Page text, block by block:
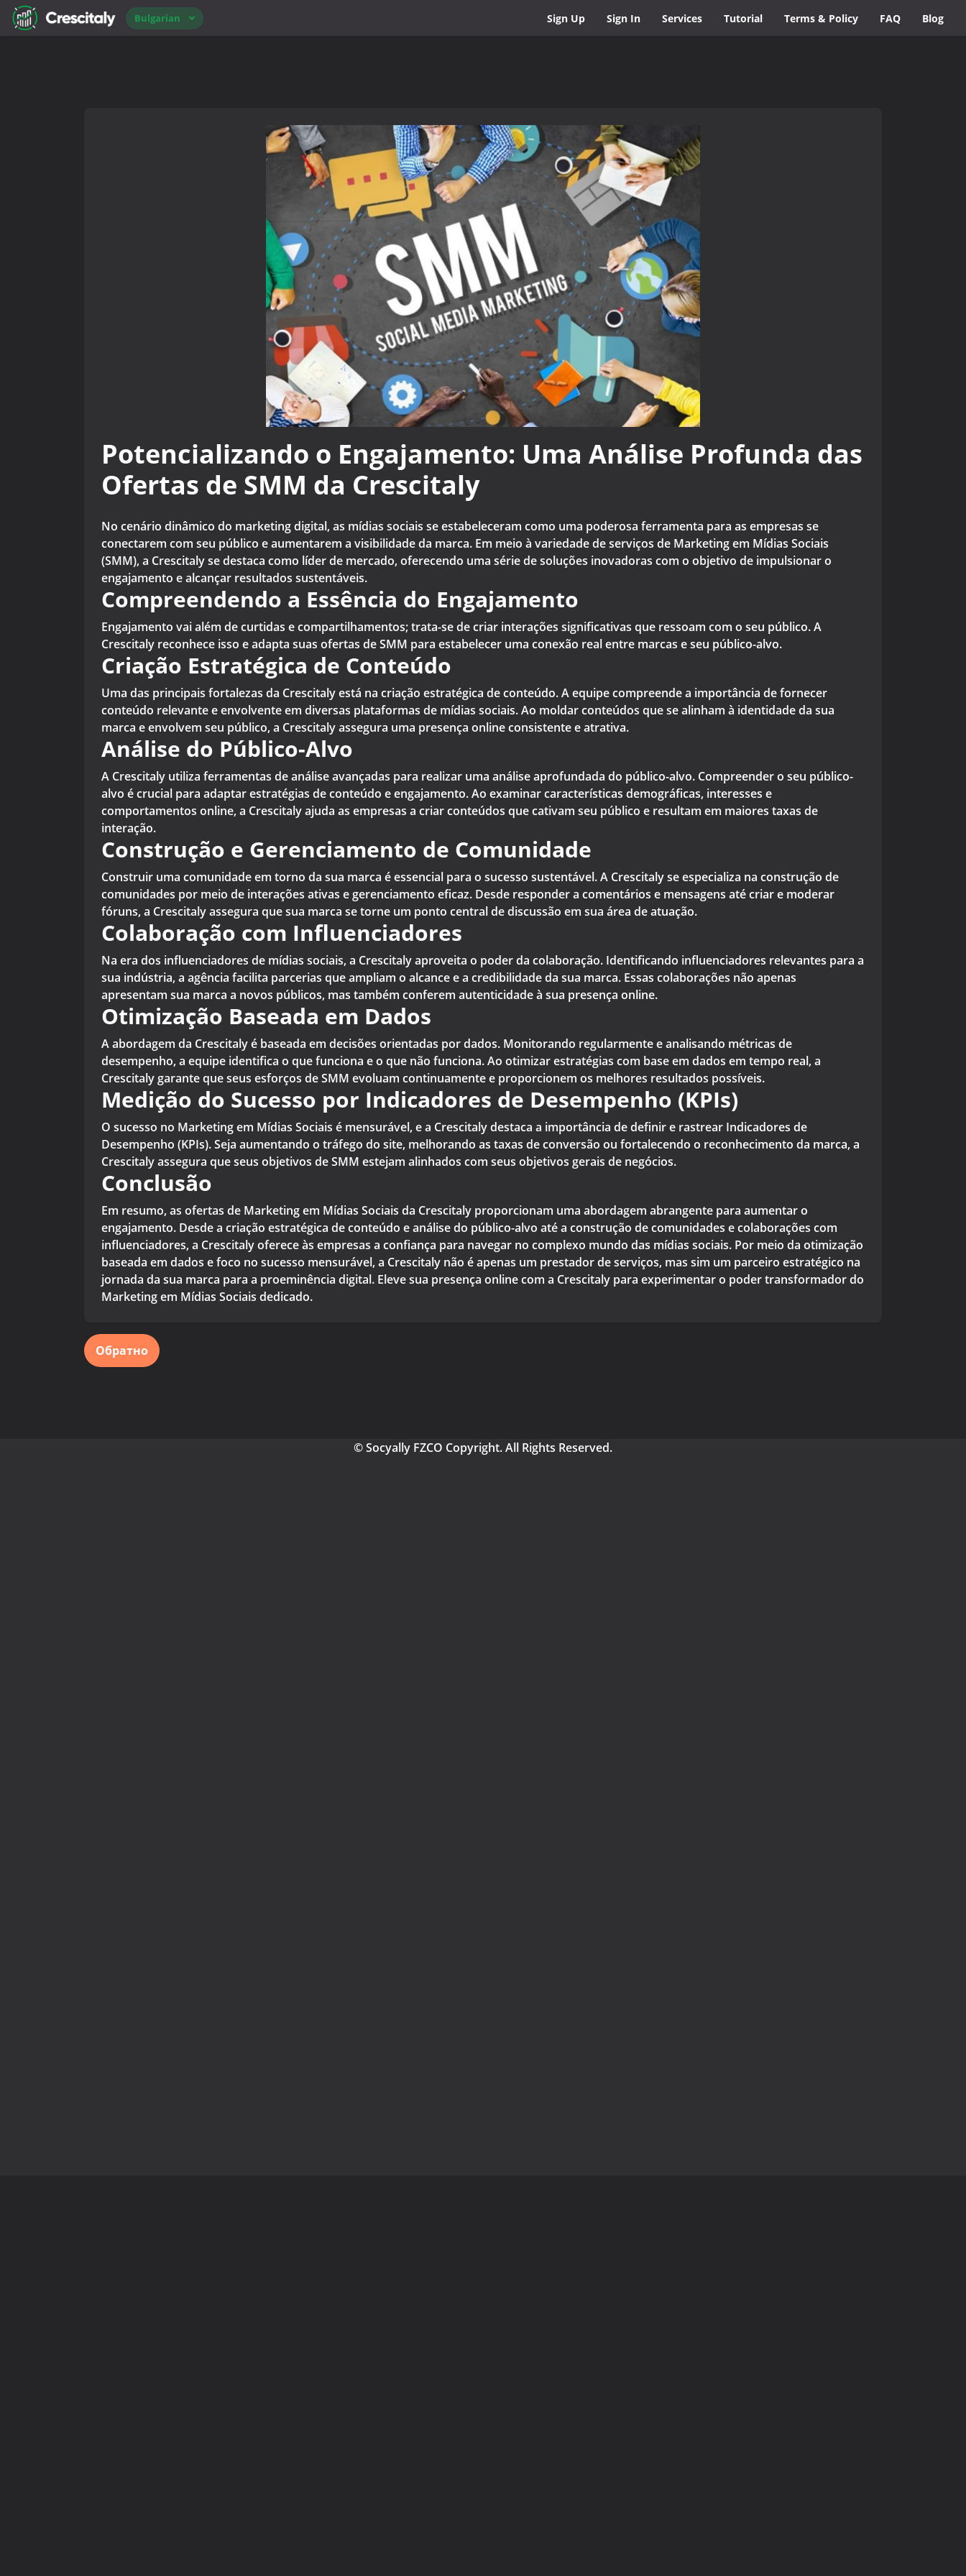
Bulgarian Sign Up Sign In Services Tutorial Terms & Policy FAQ Blog
Potencializando o Engajamento: Uma Análise Profunda das
Ofertas de SMM da Crescitaly
No cenário dinâmico do marketing digital, as mídias sociais se estabeleceram como uma poderosa ferramenta para as empresas se
conectarem com seu público e aumentarem a visibilidade da marca. Em meio à variedade de serviços de Marketing em Mídias Sociais
(SMM), a Crescitaly se destaca como líder de mercado, oferecendo uma série de soluções inovadoras com o objetivo de impulsionar o
engajamento e alcançar resultados sustentáveis.
Compreendendo a Essência do Engajamento
Engajamento vai além de curtidas e compartilhamentos; trata-se de criar interações significativas que ressoam com o seu público. A
Crescitaly reconhece isso e adapta suas ofertas de SMM para estabelecer uma conexão real entre marcas e seu público-alvo.
Criação Estratégica de Conteúdo
Uma das principais fortalezas da Crescitaly está na criação estratégica de conteúdo. A equipe compreende a importância de fornecer
conteúdo relevante e envolvente em diversas plataformas de mídias sociais. Ao moldar conteúdos que se alinham à identidade da sua
marca e envolvem seu público, a Crescitaly assegura uma presença online consistente e atrativa.
Análise do Público-Alvo
A Crescitaly utiliza ferramentas de análise avançadas para realizar uma análise aprofundada do público-alvo. Compreender o seu público-
alvo é crucial para adaptar estratégias de conteúdo e engajamento. Ao examinar características demográficas, interesses e
comportamentos online, a Crescitaly ajuda as empresas a criar conteúdos que cativam seu público e resultam em maiores taxas de
interação.
Construção e Gerenciamento de Comunidade
Construir uma comunidade em torno da sua marca é essencial para o sucesso sustentável. A Crescitaly se especializa na construção de
comunidades por meio de interações ativas e gerenciamento eficaz. Desde responder a comentários e mensagens até criar e moderar
fóruns, a Crescitaly assegura que sua marca se torne um ponto central de discussão em sua área de atuação.
Colaboração com Influenciadores
Na era dos influenciadores de mídias sociais, a Crescitaly aproveita o poder da colaboração. Identificando influenciadores relevantes para a
sua indústria, a agência facilita parcerias que ampliam o alcance e a credibilidade da sua marca. Essas colaborações não apenas
apresentam sua marca a novos públicos, mas também conferem autenticidade à sua presença online.
Otimização Baseada em Dados
A abordagem da Crescitaly é baseada em decisões orientadas por dados. Monitorando regularmente e analisando métricas de
desempenho, a equipe identifica o que funciona e o que não funciona. Ao otimizar estratégias com base em dados em tempo real, a
Crescitaly garante que seus esforços de SMM evoluam continuamente e proporcionem os melhores resultados possíveis.
Medição do Sucesso por Indicadores de Desempenho (KPIs)
O sucesso no Marketing em Mídias Sociais é mensurável, e a Crescitaly destaca a importância de definir e rastrear Indicadores de
Desempenho (KPIs). Seja aumentando o tráfego do site, melhorando as taxas de conversão ou fortalecendo o reconhecimento da marca, a
Crescitaly assegura que seus objetivos de SMM estejam alinhados com seus objetivos gerais de negócios.
Conclusão
Em resumo, as ofertas de Marketing em Mídias Sociais da Crescitaly proporcionam uma abordagem abrangente para aumentar o
engajamento. Desde a criação estratégica de conteúdo e análise do público-alvo até a construção de comunidades e colaborações com
influenciadores, a Crescitaly oferece às empresas a confiança para navegar no complexo mundo das mídias sociais. Por meio da otimização
baseada em dados e foco no sucesso mensurável, a Crescitaly não é apenas um prestador de serviços, mas sim um parceiro estratégico na
jornada da sua marca para a proeminência digital. Eleve sua presença online com a Crescitaly para experimentar o poder transformador do
Marketing em Mídias Sociais dedicado.
Обратно
© Socyally FZCO Copyright. All Rights Reserved.